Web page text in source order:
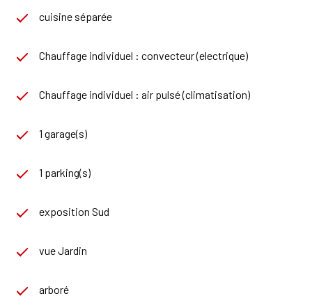
cuisine séparée
Chauffage individuel : convecteur (electrique)
Chauffage individuel : air pulsé (climatisation)
1 garage(s)
1 parking(s)
exposition Sud
vue Jardin
arboré